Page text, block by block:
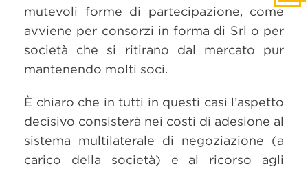
mutevoli forme di partecipazione, come
avviene per consorzi in forma di Srl o per
società che si ritirano dal mercato pur
mantenendo molti soci.
È chiaro che in tutti in questi casi l’aspetto
decisivo consisterà nei costi di adesione al
sistema multilaterale di negoziazione (a
carico della società) e al ricorso agli